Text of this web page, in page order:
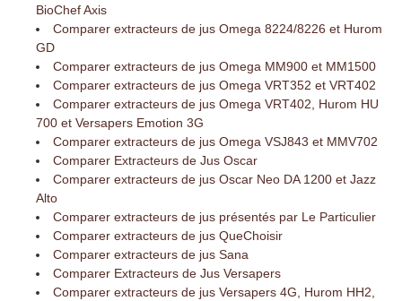
BioChef Axis
Comparer extracteurs de jus Omega 8224/8226 et Hurom
GD
Comparer extracteurs de jus Omega MM900 et MM1500
Comparer extracteurs de jus Omega VRT352 et VRT402
Comparer extracteurs de jus Omega VRT402, Hurom HU
700 et Versapers Emotion 3G
Comparer extracteurs de jus Omega VSJ843 et MMV702
Comparer Extracteurs de Jus Oscar
Comparer extracteurs de jus Oscar Neo DA 1200 et Jazz
Alto
Comparer extracteurs de jus présentés par Le Particulier
Comparer extracteurs de jus QueChoisir
Comparer extracteurs de jus Sana
Comparer Extracteurs de Jus Versapers
Comparer extracteurs de jus Versapers 4G, Hurom HH2,